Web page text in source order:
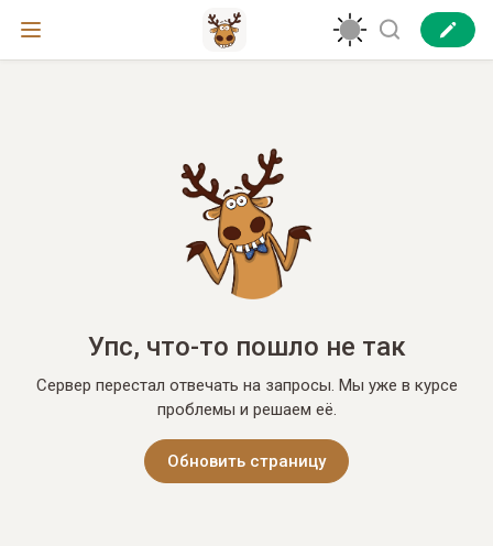
Упс, что-то пошло не так
Сервер перестал отвечать на запросы. Мы уже в курсе
проблемы и решаем её.
Обновить страницу